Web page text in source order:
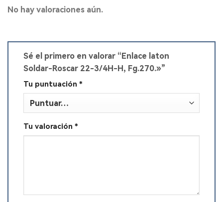
No hay valoraciones aún.
Sé el primero en valorar “Enlace laton
Soldar-Roscar 22-3/4H-H, Fg.270.»”
Tu puntuación *
Tu valoración *